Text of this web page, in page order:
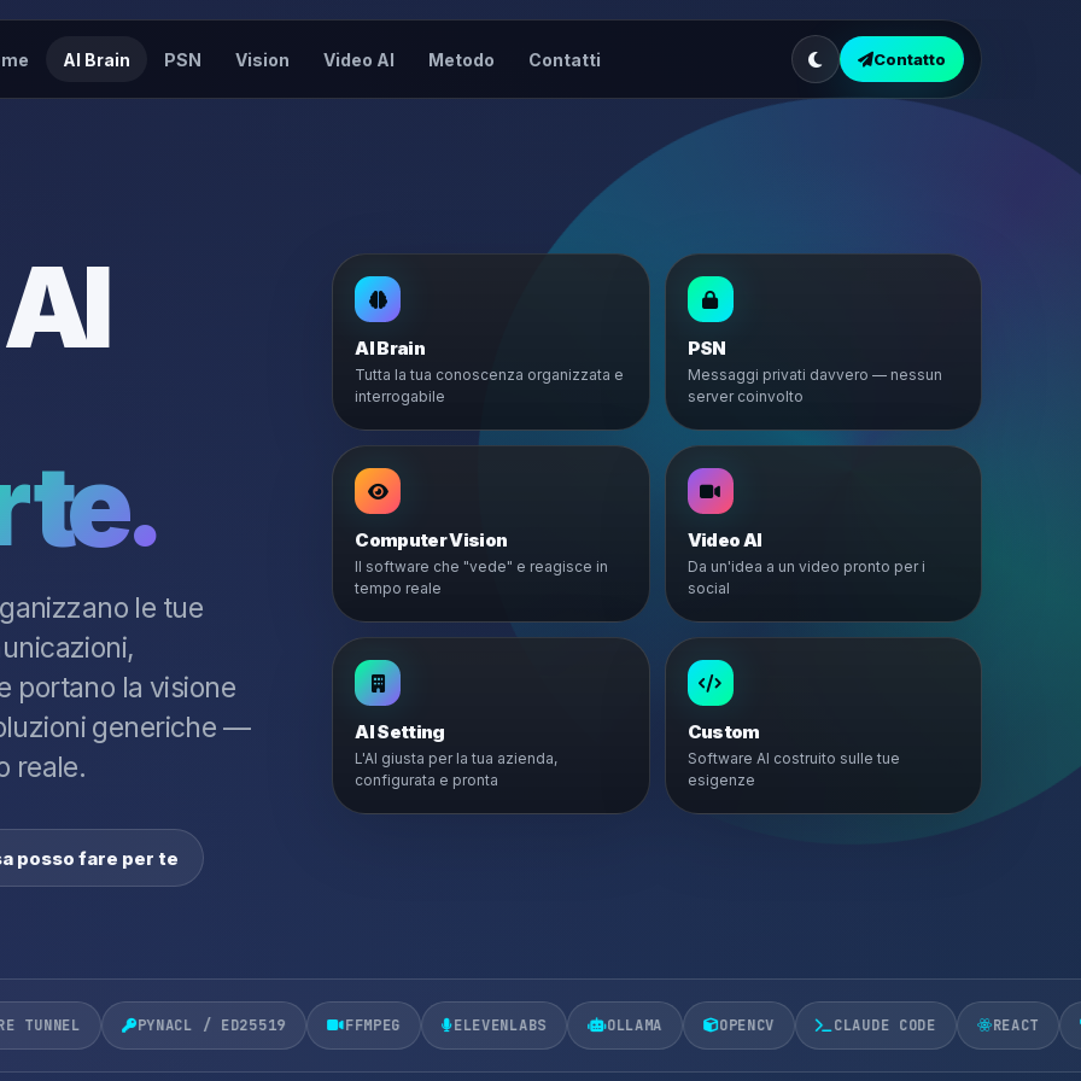
AI Brain PSN Vision Video AI Metodo Contatti Contatto
te.
le tue
portano la visione
generiche —
reale.
posso fare per te
AI Brain
Tutta la tua conoscenza organizzata e
interrogabile
PSN
Messaggi privati davvero — nessun
server coinvolto
Computer Vision
Il software che "vede" e reagisce in
tempo reale
Video AI
Da un'idea a un video pronto per i
social
AI Setting
L'AI giusta per la tua azienda,
configurata e pronta
Custom
Software AI costruito sulle tue
esigenze
PYNACL / ED25519 FFMPEG ELEVENLABS OLLAMA OPENCV CLAUDE CODE REACT MCP